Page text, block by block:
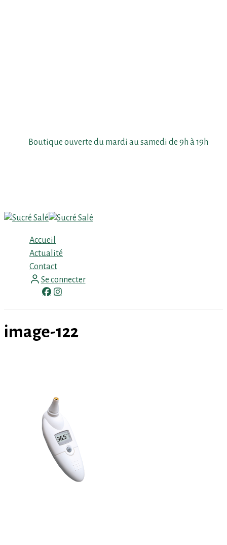
Boutique ouverte du mardi au samedi de 9h à 19h
Accueil
Actualité
Contact
Se connecter
facebook
instagram
image-122